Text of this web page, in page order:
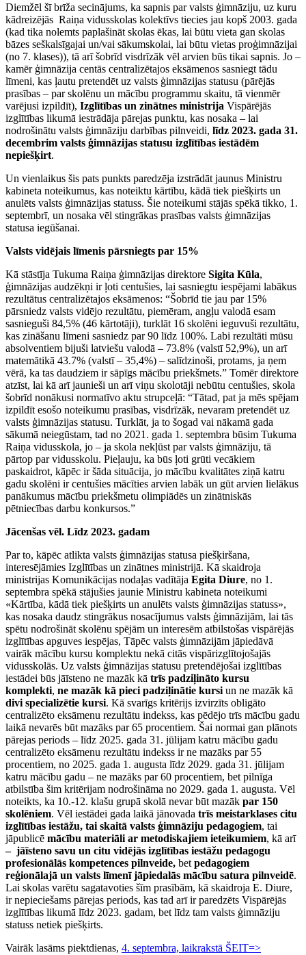
Diemžēl šī brīža secinājums, ka sapnis par valsts ģimnāziju, uz kuru
kādreizējās Raiņa vidusskolas kolektīvs tiecies jau kopš 2003. gada
(kad tika nolemts paplašināt skolas ēkas, lai būtu vieta gan skolas
bāzes seškalsīgajai un/vai sākumskolai, lai būtu vietas proģimnāzijai
(no 7. klases)), tā arī šobrīd visdrīzāk vēl arvien būs tikai sapnis. Jo –
kamēr ģimnāzija centās centralizētajos eksāmenos sasniegt tādu
līmeni, kas ļautu pretendēt uz valsts ģimnāzijas statusu (pārējās
prasības – par skolēnu un mācību programmu skaitu, tā vienmēr
varējusi izpildīt), Izglītības un zinātnes ministrija Vispārējās
izglītības likumā iestrādāja pārejas punktu, kas nosaka – lai
nodrošinātu valsts ģimnāziju darbības pilnveidi, līdz 2023. gada 31.
decembrim valsts ģimnāzijas statusu izglītības iestādēm
nepiešķirt.
Un vienlaikus šis pats punkts paredzēja izstrādāt jaunus Ministru
kabineta noteikumus, kas noteiktu kārtību, kādā tiek piešķirts un
anulēts valsts ģimnāzijas statuss. Šie noteikumi stājās spēkā tikko, 1.
septembrī, un nosaka vēl stingrākas prasības valsts ģimnāzijas
statusa iegūšanai.
Valsts vidējais līmenis pārsniegts par 15%
Kā stāstīja Tukuma Raiņa ģimnāzijas direktore Sigita Kūla,
ģimnāzijas audzēkņi ir ļoti centušies, lai sasniegtu iespējami labākus
rezultātus centralizētajos eksāmenos: “Šobrīd tie jau par 15%
pārsniedz valsts vidējo rezultātu, piemēram, angļu valodā esam
sasnieguši 84,5% (46 kārtotāji), turklāt 16 skolēni ieguvuši rezultātu,
kas zināšanu līmeni sasniedz par 90 līdz 100%. Labi rezultāti mūsu
absolventiem bijuši latviešu valodā – 73.8% (valstī 52,9%), un arī
matemātikā 43.7% (valstī – 35,4%) – salīdzinoši, protams, ja ņem
vērā, ka tas daudziem ir sāpīgs mācību priekšmets.” Tomēr direktore
atzīst, lai kā arī jaunieši un arī viņu skolotāji nebūtu centušies, skola
šobrīd nonākusi normatīvo aktu strupceļā: “Tātad, pat ja mēs spējam
izpildīt esošo noteikumu prasības, visdrīzāk, nevaram pretendēt uz
valsts ģimnāzijas statusu. Turklāt, ja to šogad vai nākamā gada
sākumā neiegūstam, tad no 2021. gada 1. septembra būsim Tukuma
Raiņa vidusskola, jo – ja skola nekļūst par valsts ģimnāziju, tā
pārtop par vidusskolu. Pieļauju, ka būs ļoti grūti vecākiem
paskaidrot, kāpēc ir šāda situācija, jo mācību kvalitātes ziņā katru
gadu skolēni ir centušies mācīties arvien labāk un gūt arvien lielākus
panākumus mācību priekšmetu olimpiādēs un zinātniskās
pētniecības darbu konkursos.”
Jācenšas vēl. Līdz 2023. gadam
Par to, kāpēc atlikta valsts ģimnāzijas statusa piešķiršana,
interesējāmies Izglītības un zinātnes ministrijā. Kā skaidroja
ministrijas Komunikācijas nodaļas vadītāja Egita Diure, no 1.
septembra spēkā stājušies jaunie Ministru kabineta noteikumi
«Kārtība, kādā tiek piešķirts un anulēts valsts ģimnāzijas statuss»,
kas nosaka daudz stingrākus nosacījumus valsts ģimnāzijām, lai tās
spētu nodrošināt skolēnu spējām un interesēm atbilstošas vispārējās
izglītības apguves iespējas, Tāpēc valsts ģimnāzijām jāpiedāvā
vairāk mācību kursu komplektu nekā citās vispārizglītojošajās
vidusskolās. Uz valsts ģimnāzijas statusu pretendējošai izglītības
iestādei būs jāīsteno ne mazāk kā trīs padziļināto kursu
komplekti, ne mazāk kā pieci padziļinātie kursi un ne mazāk kā
divi specializētie kursi. Kā svarīgs kritērijs izvirzīts obligāto
centralizēto eksāmenu rezultātu indekss, kas pēdējo trīs mācību gadu
laikā nevarēs būt mazāks par 65 procentiem. Šai normai gan plānots
pārejas periods – līdz 2025. gada 31. jūlijam katru mācību gadu
centralizēto eksāmenu rezultātu indekss ir ne mazāks par 55
procentiem, no 2025. gada 1. augusta līdz 2029. gada 31. jūlijam
katru mācību gadu – ne mazāks par 60 procentiem, bet pilnīga
atbilstība šim kritērijam nodrošināma no 2029. gada 1. augusta. Vēl
noteikts, ka 10.-12. klašu grupā skolā nevar būt mazāk par 150
skolēniem. Vēl iestādei gada laikā jānovada trīs meistarklases citu
izglītības iestāžu, tai skaitā valsts ģimnāziju pedagogiem, tai
jāpublicē mācību materiāli ar metodiskajiem ieteikumiem, kā arī
– jāīsteno savu un citu vidējās izglītības iestāžu pedagogu
profesionālās kompetences pilnveide, bet pedagogiem
reģionālajā un valsts līmenī jāpiedalās mācību satura pilnveidē.
Lai skolas varētu sagatavoties šīm prasībām, kā skaidroja E. Diure,
ir nepieciešams pārejas periods, kas tad arī ir paredzēts Vispārējās
izglītības likumā līdz 2023. gadam, bet līdz tam valsts ģimnāziju
statuss netiek piešķirts.
Vairāk lasāms piektdienas, 4. septembra, laikrakstā ŠEIT=>